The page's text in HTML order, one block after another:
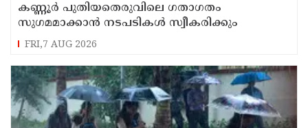
കണ്ണൂർ പുതിയതെരുവിലെ ഗതാഗതം
സുഗമമാക്കാന്‍ നടപടികള്‍ സ്വീകരിക്കും
FRI,7 AUG 2026